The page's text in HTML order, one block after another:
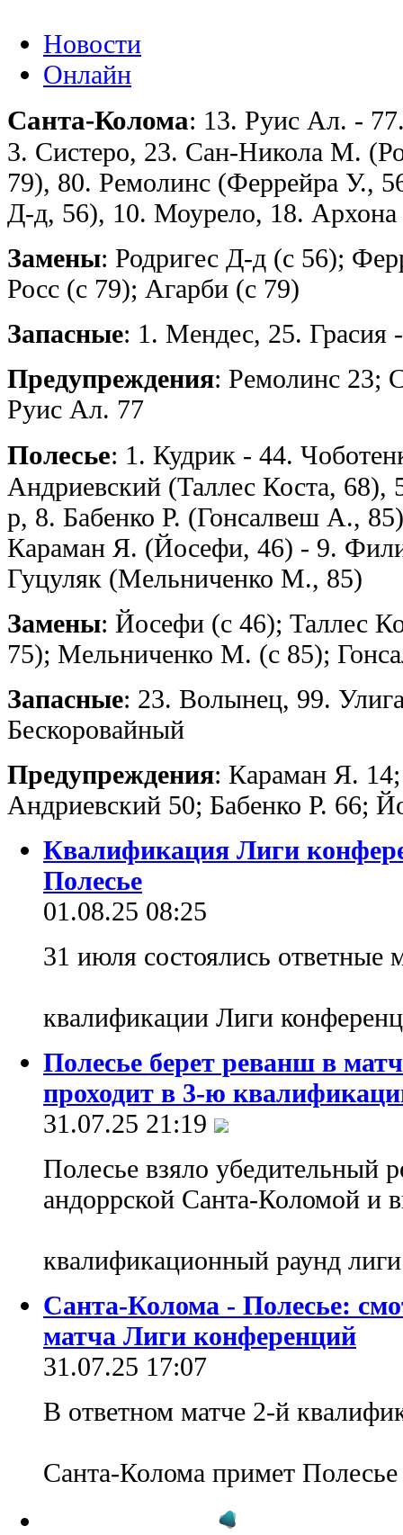
Новости
Онлайн
Санта-Колома: 13. Руис Ал. -
3. Систеро, 23. Сан-Никола М.
79), 80. Ремолинс (Феррейра У.,
Д-д, 56), 10. Моурело, 18. Архона
Замены: Родригес Д-д (с 56);
Росс (с 79); Агарби (с 79)
Запасные: 1. Мендес, 25.
Предупреждения: Ремолинс 23;
Руис Ал. 77
Полесье: 1. Кудрик - 44.
Андриевский (Таллес Коста,
р, 8. Бабенко Р. (Гонсалвеш А.,
Караман Я. (Йосефи, 46) - 9.
Гуцуляк (Мельниченко М., 85)
Замены: Йосефи (с 46); Таллес
75); Мельниченко М. (с 85);
Запасные: 23. Волынец, 99.
Бескоровайный
Предупреждения: Караман Я.
Андриевский 50; Бабенко Р. 66;
Квалификация Лиги
Полесье
01.08.25 08:25
31 июля состоялись ответные
квалификации Лиги
Полесье берет реванш в
проходит в 3-ю
31.07.25 21:19
Полесье взяло убедительный
андоррской Санта-Коломой и
квалификационный раунд
Санта-Колома - Полесье:
матча Лиги конференций
31.07.25 17:07
В ответном матче 2-й
Санта-Колома примет